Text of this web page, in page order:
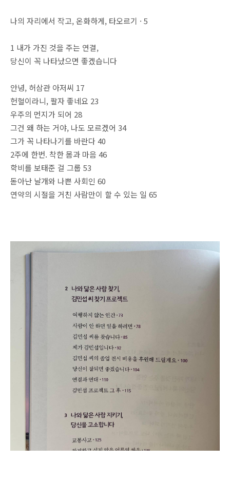
나의 자리에서 작고, 온화하게, 타오르기 · 5
1 내가 가진 것을 주는 연결,
당신이 꼭 나타났으면 좋겠습니다
안녕, 허삼관 아저씨 17
헌혈이라니, 팔자 좋네요 23
우주의 먼지가 되어 28
그건 왜 하는 거야, 나도 모르겠어 34
그가 꼭 나타나기를 바란다 40
2주에 한번. 착한 몸과 마음 46
학비를 보태준 걸 그룹 53
돋아난 날개와 나쁜 사회인 60
연약의 시절을 거친 사람만이 할 수 있는 일 65